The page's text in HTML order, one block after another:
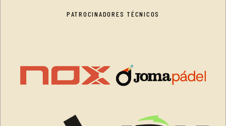
PATROCINADORES TÉCNICOS